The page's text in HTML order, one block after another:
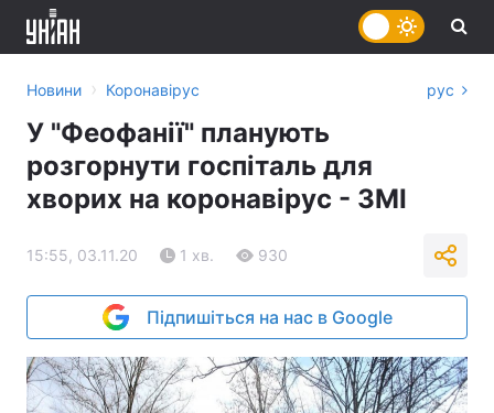
Новини › Коронавірус рус
У "Феофанії" планують
розгорнути госпіталь для
хворих на коронавірус - ЗМІ
15:55, 03.11.20 1 хв. 930
Підпишіться на нас в Google